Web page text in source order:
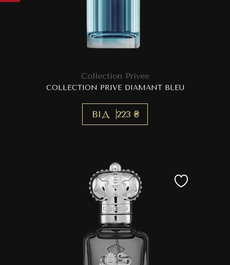
Collection Privee
COLLECTION PRIVE DIAMANT BLEU
ВІД 223 ₴